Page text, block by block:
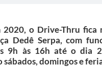
2020, o Drive-Thru fica
Dedê Serpa, com
9h às 16h até o dia
domingos e